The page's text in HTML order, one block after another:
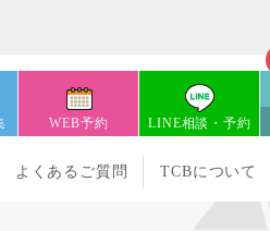
WEB予約 LINE相談・予約
よくあるご質問 TCBについて